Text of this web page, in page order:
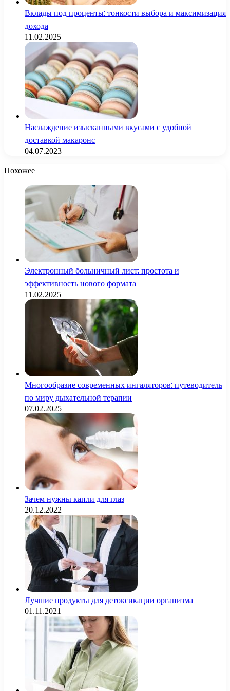
Вклады под проценты: тонкости выбора и максимизация
дохода
11.02.2025
Наслаждение изысканными вкусами с удобной
доставкой макаронс
04.07.2023
Похожее
Электронный больничный лист: простота и
эффективность нового формата
11.02.2025
Многообразие современных ингаляторов: путеводитель
по миру дыхательной терапии
07.02.2025
Зачем нужны капли для глаз
20.12.2022
Лучшие продукты для детоксикации организма
01.11.2021